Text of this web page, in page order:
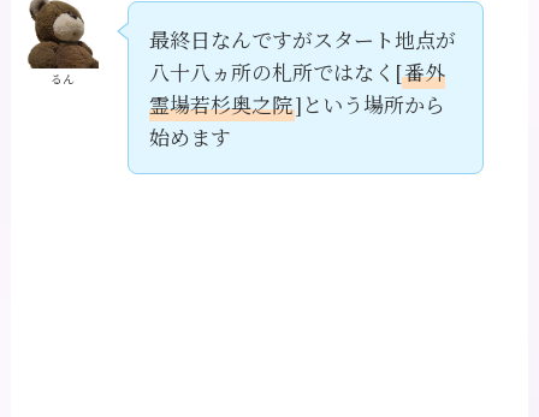
るん
最終日なんですがスタート地点が
八十八ヵ所の札所ではなく[番外
霊場若杉奥之院]という場所から
始めます